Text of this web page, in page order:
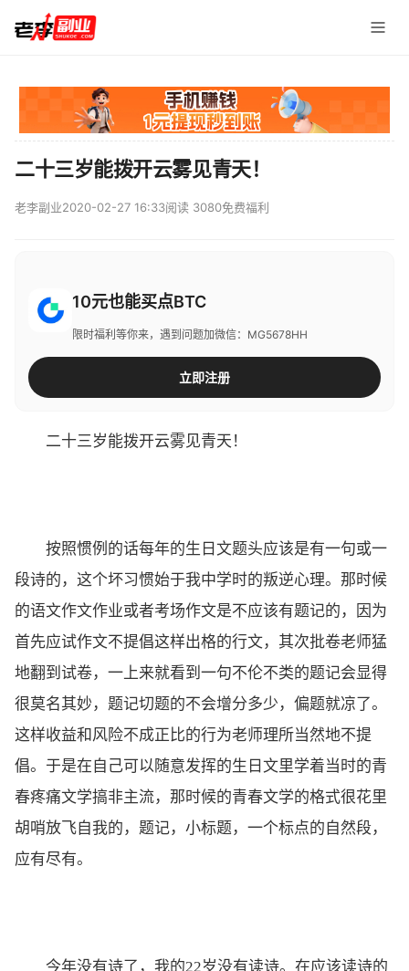
二十三岁能拨开云雾见青天！
老李副业2020-02-27 16:33阅读 3080免费福利
10元也能买点BTC
限时福利等你来，遇到问题加微信：MG5678HH
立即注册
二十三岁能拨开云雾见青天！
按照惯例的话每年的生日文题头应该是有一句或一
段诗的，这个坏习惯始于我中学时的叛逆心理。那时候
的语文作文作业或者考场作文是不应该有题记的，因为
首先应试作文不提倡这样出格的行文，其次批卷老师猛
地翻到试卷，一上来就看到一句不伦不类的题记会显得
很莫名其妙，题记切题的不会增分多少，偏题就凉了。
这样收益和风险不成正比的行为老师理所当然地不提
倡。于是在自己可以随意发挥的生日文里学着当时的青
春疼痛文学搞非主流，那时候的青春文学的格式很花里
胡哨放飞自我的，题记，小标题，一个标点的自然段，
应有尽有。
今年没有诗了，我的22岁没有读诗。在应该读诗的